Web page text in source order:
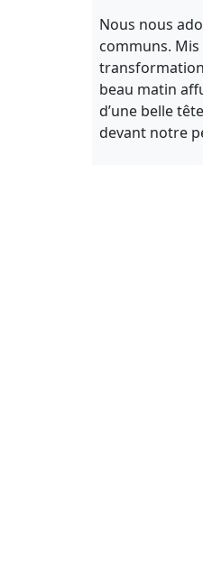
Nous nous
communs.
beau matin
d’une belle
devant notre